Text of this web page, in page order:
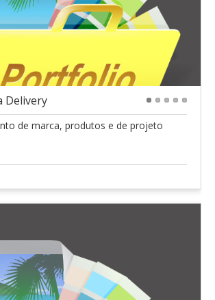
Delivery
de marca, produtos e de projeto